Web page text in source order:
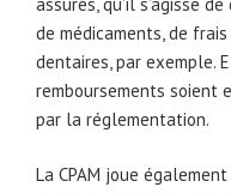
de médicaments, de
dentaires, par exemple.
remboursements soient
par la réglementation.
La CPAM joue